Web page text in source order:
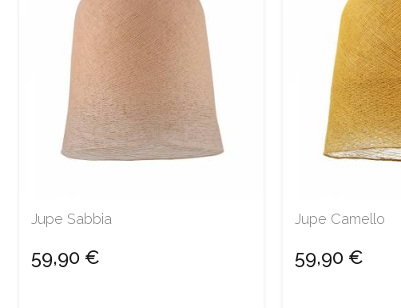
Jupe Sabbia
59,90 €
Jupe Camello
59,90 €